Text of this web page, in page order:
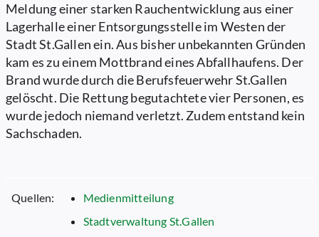
Meldung einer starken Rauchentwicklung aus einer
Lagerhalle einer Entsorgungsstelle im Westen der
Stadt St.Gallen ein. Aus bisher unbekannten Gründen
kam es zu einem Mottbrand eines Abfallhaufens. Der
Brand wurde durch die Berufsfeuerwehr St.Gallen
gelöscht. Die Rettung begutachtete vier Personen, es
wurde jedoch niemand verletzt. Zudem entstand kein
Sachschaden.
Quellen:
Medienmitteilung
Stadtverwaltung St.Gallen